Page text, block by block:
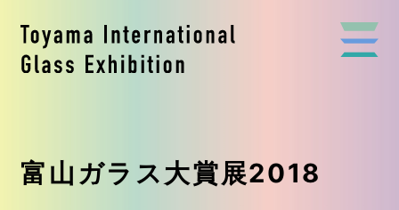
富山ガラス大賞展2018